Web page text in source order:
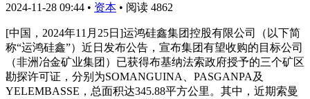
2024-11-28 09:44 • 资本 • 阅读 4862
[中国，2024年11月25日]运鸿硅鑫集团控股有限公司（以下简
称“运鸿硅鑫”）近日发布公告，宣布集团有望收购的目标公司
（非洲冶金矿业集团）已获得布基纳法索政府授予的三个矿区
勘探许可证，分别为SOMANGUINA、PASGANPA及
YELEMBASSE，总面积达345.88平方公里。其中，近期索曼